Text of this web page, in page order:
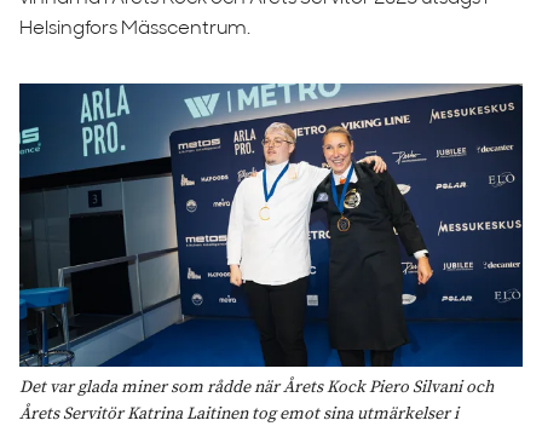
Helsingfors Mässcentrum.
Det var glada miner som rådde när Årets Kock Piero Silvani och
Årets Servitör Katrina Laitinen tog emot sina utmärkelser i